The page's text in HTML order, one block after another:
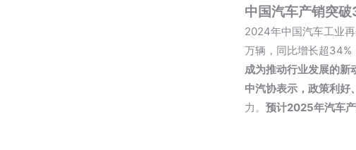
中国汽车产销突
2024年中国汽车工业
万辆，同比增长超34%
成为推动行业发展的新
中汽协表示，政策利好
力。 预计2025年汽车